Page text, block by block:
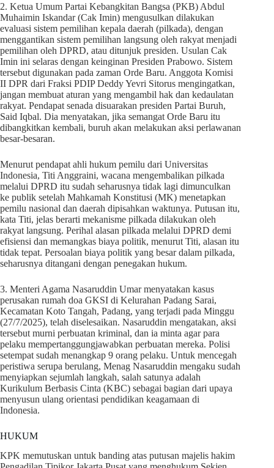
2. Ketua Umum Partai Kebangkitan Bangsa (PKB) Abdul
Muhaimin Iskandar (Cak Imin) mengusulkan dilakukan
evaluasi sistem pemilihan kepala daerah (pilkada), dengan
menggantikan sistem pemilihan langsung oleh rakyat menjadi
pemilihan oleh DPRD, atau ditunjuk presiden. Usulan Cak
Imin ini selaras dengan keinginan Presiden Prabowo. Sistem
tersebut digunakan pada zaman Orde Baru. Anggota Komisi
II DPR dari Fraksi PDIP Deddy Yevri Sitorus mengingatkan,
jangan membuat aturan yang mengambil hak dan kedaulatan
rakyat. Pendapat senada disuarakan presiden Partai Buruh,
Said Iqbal. Dia menyatakan, jika semangat Orde Baru itu
dibangkitkan kembali, buruh akan melakukan aksi perlawanan
besar-besaran.
Menurut pendapat ahli hukum pemilu dari Universitas
Indonesia, Titi Anggraini, wacana mengembalikan pilkada
melalui DPRD itu sudah seharusnya tidak lagi dimunculkan
ke publik setelah Mahkamah Konstitusi (MK) menetapkan
pemilu nasional dan daerah dipisahkan waktunya. Putusan itu,
kata Titi, jelas berarti mekanisme pilkada dilakukan oleh
rakyat langsung. Perihal alasan pilkada melalui DPRD demi
efisiensi dan memangkas biaya politik, menurut Titi, alasan itu
tidak tepat. Persoalan biaya politik yang besar dalam pilkada,
seharusnya ditangani dengan penegakan hukum.
3. Menteri Agama Nasaruddin Umar menyatakan kasus
perusakan rumah doa GKSI di Kelurahan Padang Sarai,
Kecamatan Koto Tangah, Padang, yang terjadi pada Minggu
(27/7/2025), telah diselesaikan. Nasaruddin mengatakan, aksi
tersebut murni perbuatan kriminal, dan ia minta agar para
pelaku mempertanggungjawabkan perbuatan mereka. Polisi
setempat sudah menangkap 9 orang pelaku. Untuk mencegah
peristiwa serupa berulang, Menag Nasaruddin mengaku sudah
menyiapkan sejumlah langkah, salah satunya adalah
Kurikulum Berbasis Cinta (KBC) sebagai bagian dari upaya
menyusun ulang orientasi pendidikan keagamaan di
Indonesia.
HUKUM
KPK memutuskan untuk banding atas putusan majelis hakim